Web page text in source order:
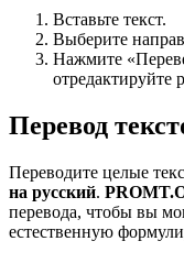
Вставьте текст.
Выберите
Нажмите
отредактируйте
Перевод
Переводите целые
на русский.
перевода, чтобы вы
естественную